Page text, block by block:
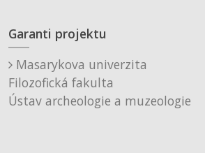
Garanti projektu
Masarykova univerzita
Filozofická fakulta
Ústav archeologie a muzeologie